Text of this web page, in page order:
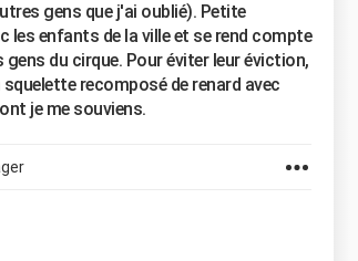
gens que j'ai oublié). Petite
les enfants de la ville et se rend compte
gens du cirque. Pour éviter leur éviction,
recomposé de renard avec
je me souviens.